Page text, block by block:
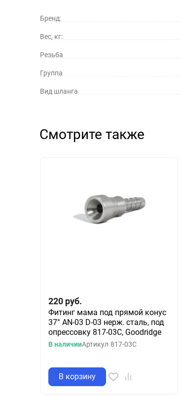
Бренд:
Вес, кг:
Резьба
Группа
Вид шланга
Смотрите также
220 руб.
Фитинг мама под прямой конус
37° AN-03 D-03 нерж. сталь, под
опрессовку 817-03C, Goodridge
В наличииАртикул 817-03C
В корзину